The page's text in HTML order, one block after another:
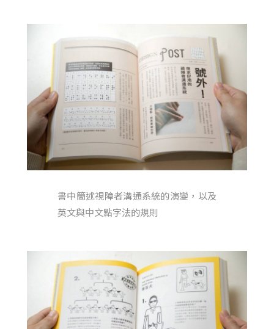
書中簡述視障者溝通系統的演變，以及
英文與中文點字法的規則